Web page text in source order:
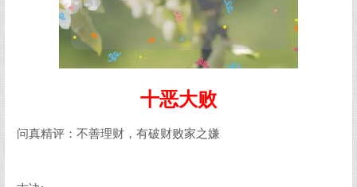
十恶大败
问真精评：不善理财，有破财败家之嫌